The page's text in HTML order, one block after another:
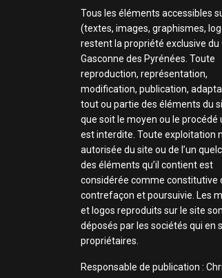
Tous les éléments accessibles
(textes, images, graphismes,
restent la propriété exclusive du
Gasconne des Pyrénées. Toute
reproduction, représentation,
modification, publication,
tout ou partie des éléments du
que soit le moyen ou le procédé
est interdite. Toute exploitation
autorisée du site ou de l’un
des éléments qu’il contient est
considérée comme constitutive
contrefaçon et poursuivie. Les
et logos reproduits sur le site
déposés par les sociétés qui en
propriétaires.
Responsable de publication :